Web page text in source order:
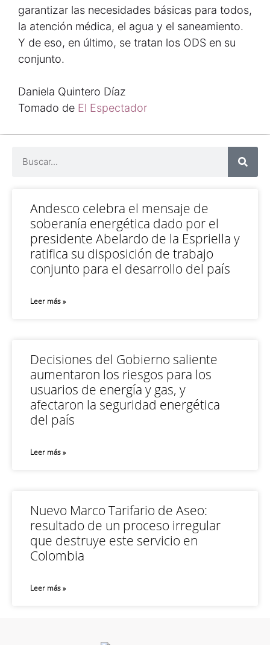
garantizar las necesidades básicas para todos,
la atención médica, el agua y el saneamiento.
Y de eso, en último, se tratan los ODS en su
conjunto.
Daniela Quintero Díaz
Tomado de El Espectador
Andesco celebra el mensaje de
soberanía energética dado por el
presidente Abelardo de la Espriella y
ratifica su disposición de trabajo
conjunto para el desarrollo del país
Leer más »
Decisiones del Gobierno saliente
aumentaron los riesgos para los
usuarios de energía y gas, y
afectaron la seguridad energética
del país
Leer más »
Nuevo Marco Tarifario de Aseo:
resultado de un proceso irregular
que destruye este servicio en
Colombia
Leer más »